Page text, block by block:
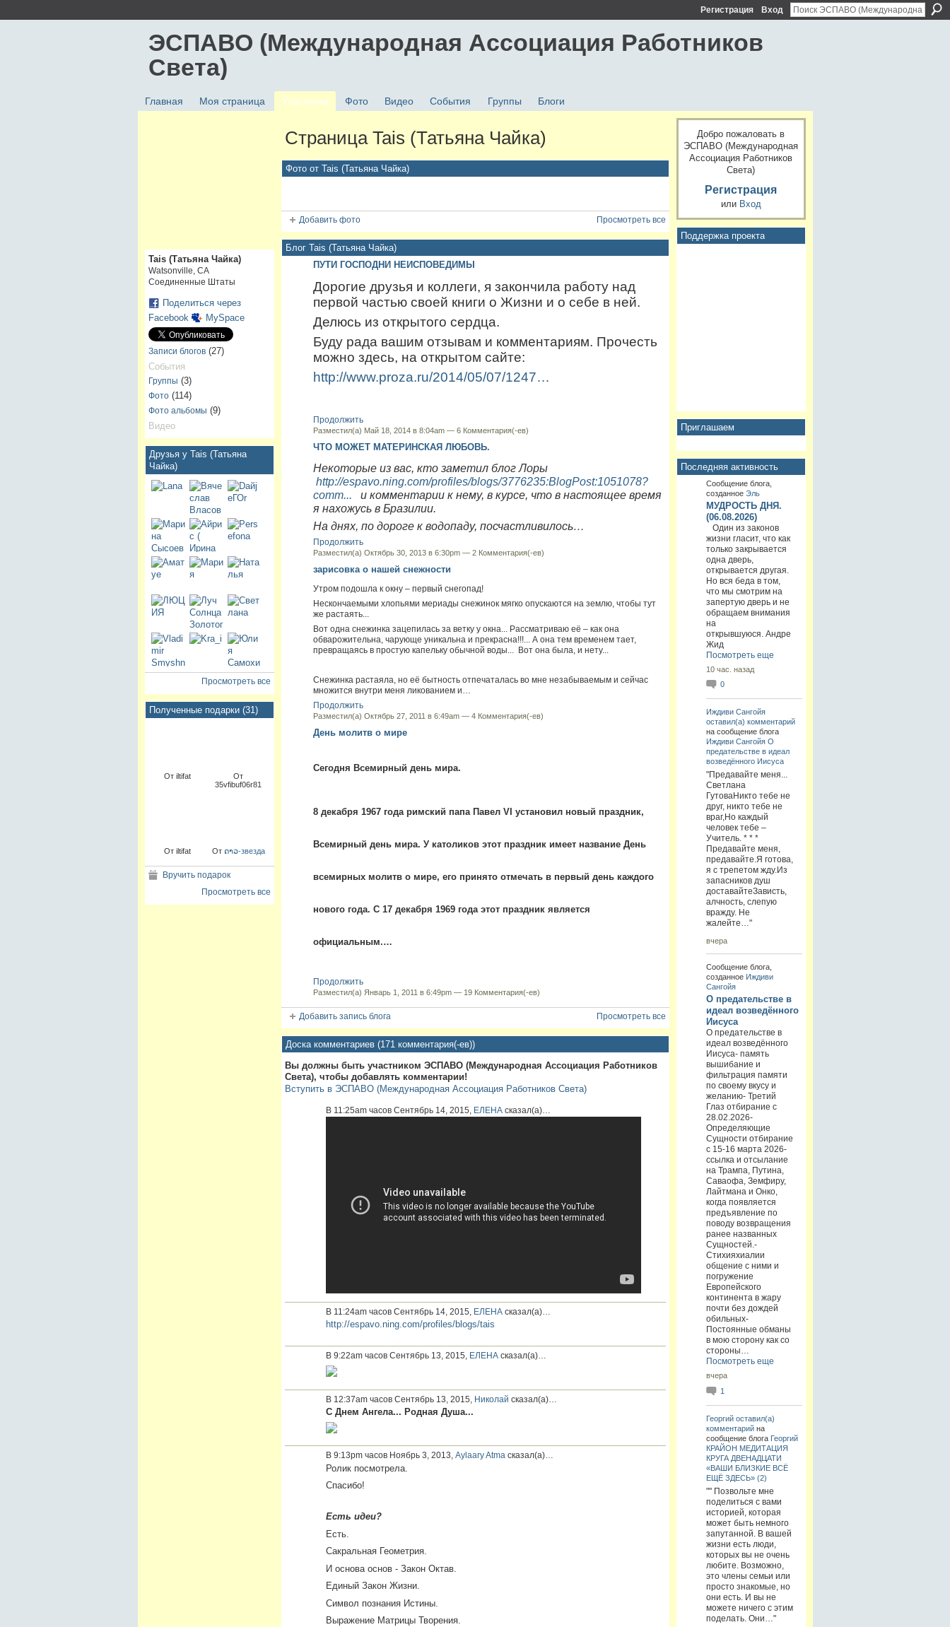
Регистрация Вход
ЭСПАВО (Международная Ассоциация Работников
Света)
Главная Моя страница Участники Фото Видео События Группы Блоги
Tais (Татьяна Чайка)
Watsonville, CA
Соединенные Штаты
Поделиться через
Facebook
MySpace
Записи блогов(27)
События
Группы (3)
Фото(114)
Фото альбомы (9)
Видео
Друзья у Tais (Татьяна
Чайка)
Просмотреть все
Полученные подарки (31)
От iltifat
От
35vfibuf06r81
От iltifat От ດາວ-звезда
Вручить подарок
Просмотреть все
Страница Tais (Татьяна Чайка)
Фото от Tais (Татьяна Чайка)
Добавить фото Просмотреть все
Блог Tais (Татьяна Чайка)
ПУТИ ГОСПОДНИ НЕИСПОВЕДИМЫ
Дорогие друзья и коллеги, я закончила работу над
первой частью своей книги о Жизни и о себе в ней.
Делюсь из открытого сердца.
Буду рада вашим отзывам и комментариям. Прочесть
можно здесь, на открытом сайте:
http://www.proza.ru/2014/05/07/1247…
Продолжить
Разместил(а) Май 18, 2014 в 8:04am — 6 Комментария(-ев)
ЧТО МОЖЕТ МАТЕРИНСКАЯ ЛЮБОВЬ.
Некоторые из вас, кто заметил блог Лоры
http://espavo.ning.com/profiles/blogs/3776235:BlogPost:1051078?
comm... и комментарии к нему, в курсе, что в настоящее время
я нахожусь в Бразилии.
На днях, по дороге к водопаду, посчастливилось…
Продолжить
Разместил(а) Октябрь 30, 2013 в 6:30pm — 2 Комментария(-ев)
зарисовка о нашей снежности
Утром подошла к окну – первый снегопад!
Нескончаемыми хлопьями мериады снежинок мягко опускаются на землю, чтобы тут
же растаять...
Вот одна снежинка зацепилась за ветку у окна... Рассматриваю её – как она
обварожительна, чарующе уникальна и прекрасна!!!... А она тем временем тает,
превращаясь в простую капельку обычной воды... Вот она была, и нету...
Снежинка растаяла, но её бытность отпечаталась во мне незабываемым и сейчас
множится внутри меня ликованием и…
Продолжить
Разместил(а) Октябрь 27, 2011 в 6:49am — 4 Комментария(-ев)
День молитв о мире
Сегодня Всемирный день мира.
8 декабря 1967 года римский папа Павел VI установил новый праздник,
Всемирный день мира. У католиков этот праздник имеет название День
всемирных молитв о мире, его принято отмечать в первый день каждого
нового года. С 17 декабря 1969 года этот праздник является
официальным.…
Продолжить
Разместил(а) Январь 1, 2011 в 6:49pm — 19 Комментария(-ев)
Добавить запись блога Просмотреть все
Доска комментариев (171 комментария(-ев))
Вы должны быть участником ЭСПАВО (Международная Ассоциация Работников
Света), чтобы добавлять комментарии!
Вступить в ЭСПАВО (Международная Ассоциация Работников Света)
В 11:25am часов Сентябрь 14, 2015, ЕЛЕНАсказал(а)…
В 11:24am часов Сентябрь 14, 2015, ЕЛЕНАсказал(а)…
http://espavo.ning.com/profiles/blogs/tais
В 9:22am часов Сентябрь 13, 2015, ЕЛЕНАсказал(а)…
В 12:37am часов Сентябрь 13, 2015, Николай сказал(а)…
С Днем Ангела... Родная Душа...
В 9:13pm часов Ноябрь 3, 2013, Aylaary Atmaсказал(а)…
Ролик посмотрела.
Спасибо!
Есть идеи?
Есть.
Сакральная Геометрия.
И основа основ - Закон Октав.
Единый Закон Жизни.
Символ познания Истины.
Выражение Матрицы Творения.
Добро пожаловать в
ЭСПАВО (Международная
Ассоциация Работников
Света)
Регистрация
или Вход
Поддержка проекта
Приглашаем
Последняя активность
Сообщение блога,
созданное Эль
МУДРОСТЬ ДНЯ.
(06.08.2026)
Один из законов
жизни гласит, что как
только закрывается
одна дверь,
открывается другая.
Но вся беда в том,
что мы смотрим на
запертую дверь и не
обращаем внимания
на
открывшуюся. Андре
Жид
Посмотреть еще
10 час. назад
0
Иждиви Сангойя
оставил(а) комментарий
на сообщение блога
Иждиви Сангойя О
предательстве в идеал
возведённого Иисуса
"Предавайте меня...
Светлана
ГутоваНикто тебе не
друг, никто тебе не
враг,Но каждый
человек тебе –
Учитель. * * *
Предавайте меня,
предавайте.Я готова,
я с трепетом жду.Из
запасников душ
доставайтеЗависть,
алчность, слепую
вражду. Не
жалейте…"
вчера
Сообщение блога,
созданное Иждиви
Сангойя
О предательстве в
идеал возведённого
Иисуса
О предательстве в
идеал возведённого
Иисуса- память
вышибание и
фильтрация памяти
по своему вкусу и
желанию- Третий
Глаз отбирание с
28.02.2026-
Определяющие
Сущности отбирание
с 15-16 марта 2026-
ссылка и отсылание
на Трампа, Путина,
Саваофа, Земфиру,
Лайтмана и Онко,
когда появляется
предъявление по
поводу возвращения
ранее названных
Сущностей.-
Стихияхиалии
общение с ними и
погружение
Европейского
континента в жару
почти без дождей
обильных-
Постоянные обманы
в мою сторону как со
стороны…
Посмотреть еще
вчера
1
Георгий оставил(а)
комментарийна
сообщение блога Георгий
КРАЙОН МЕДИТАЦИЯ
КРУГА ДВЕНАДЦАТИ
«ВАШИ БЛИЗКИЕ ВСЁ
ЕЩЁ ЗДЕСЬ» (2)
"" Позвольте мне
поделиться с вами
историей, которая
может быть немного
запутанной. В вашей
жизни есть люди,
которых вы не очень
любите. Возможно,
это члены семьи или
просто знакомые, но
они есть. И вы не
можете ничего с этим
поделать. Они…"